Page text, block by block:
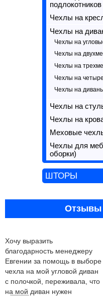
подлокотников
Чехлы на
Чехлы на
Чехлы на
Чехлы на
Чехлы на
Чехлы на
Чехлы на
Чехлы на
Чехлы на
Меховые
Чехлы для
оборки)
ШТОРЫ
Отзывы
Хочу выразить
благодарность менеджеру
Евгении за помощь в выборе
чехла на мой угловой диван
с полочкой, переживала, что
на мой диван нужен